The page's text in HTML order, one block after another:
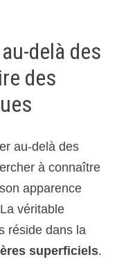
delà des
des
au-delà des
à connaître
apparence
véritable
réside dans la
superficiels.